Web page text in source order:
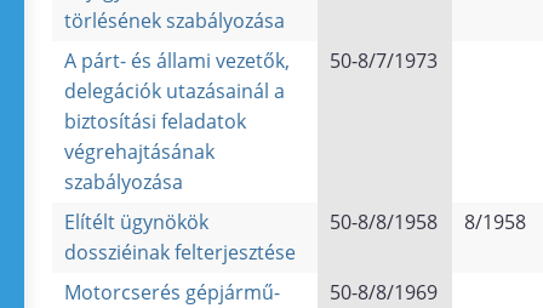
törlésének szabályozása
A párt- és állami vezetők,
delegációk utazásainál a
biztosítási feladatok
végrehajtásának
szabályozása
50-8/7/1973
Elítélt ügynökök
dossziéinak felterjesztése
50-8/8/1958 8/1958
Motorcserés gépjármű-
50-8/8/1969